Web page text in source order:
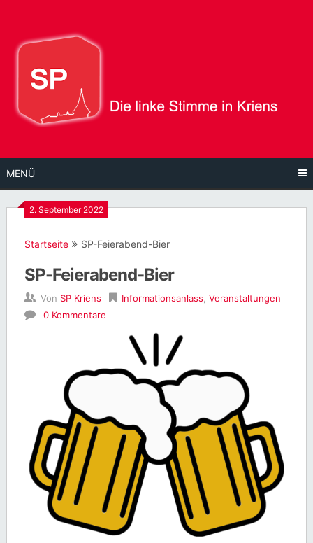
Inhalt
MENÜ
2. September 2022
Startseite SP-Feierabend-Bier
SP-Feierabend-Bier
Von SP Kriens Informationsanlass Veranstaltungen
0 Kommentare